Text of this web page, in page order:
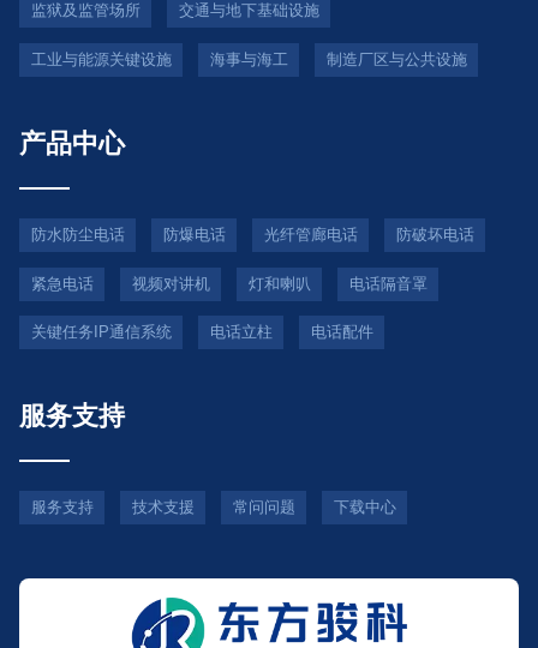
监狱及监管场所 交通与地下基础设施
工业与能源关键设施 海事与海工 制造厂区与公共设施
产品中心
防水防尘电话 防爆电话 光纤管廊电话 防破坏电话
紧急电话 视频对讲机 灯和喇叭 电话隔音罩
关键任务IP通信系统 电话立柱 电话配件
服务支持
服务支持 技术支援 常问问题 下载中心